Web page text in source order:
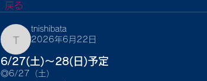
戻る
tnishibata
tnishibata
2026年6月22日
6/27(土)〜28(日)予定
◎6/27（土）